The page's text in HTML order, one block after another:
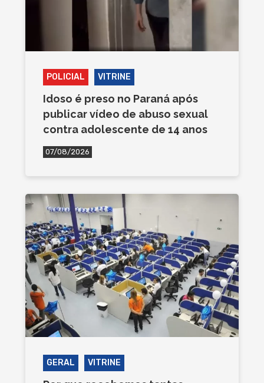
POLICIAL VITRINE
Idoso é preso no Paraná após
publicar vídeo de abuso sexual
contra adolescente de 14 anos
07/08/2026
GERAL VITRINE